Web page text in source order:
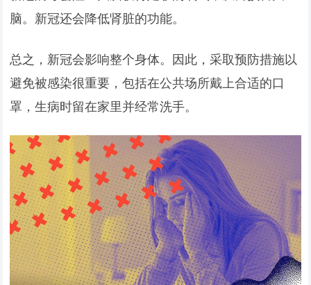
脑。新冠还会降低肾脏的功能。
总之，新冠会影响整个身体。因此，采取预防措施以
避免被感染很重要，包括在公共场所戴上合适的口
罩，生病时留在家里并经常洗手。